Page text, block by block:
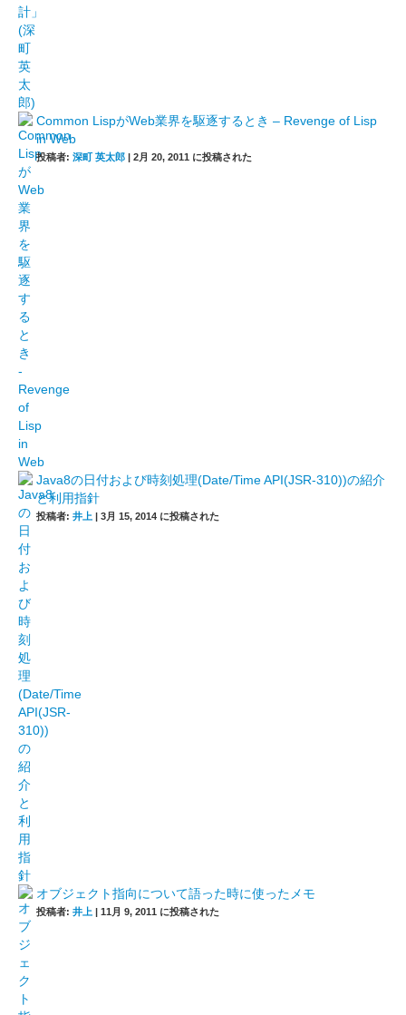
Common LispがWeb業界を駆逐するとき – Revenge of Lisp
in Web
投稿者: 深町 英太郎 | 2月 20, 2011 に投稿された
Java8の日付および時刻処理(Date/Time API(JSR-310))の紹介
と利用指針
投稿者: 井上 | 3月 15, 2014 に投稿された
オブジェクト指向について語った時に使ったメモ
投稿者: 井上 | 11月 9, 2011 に投稿された